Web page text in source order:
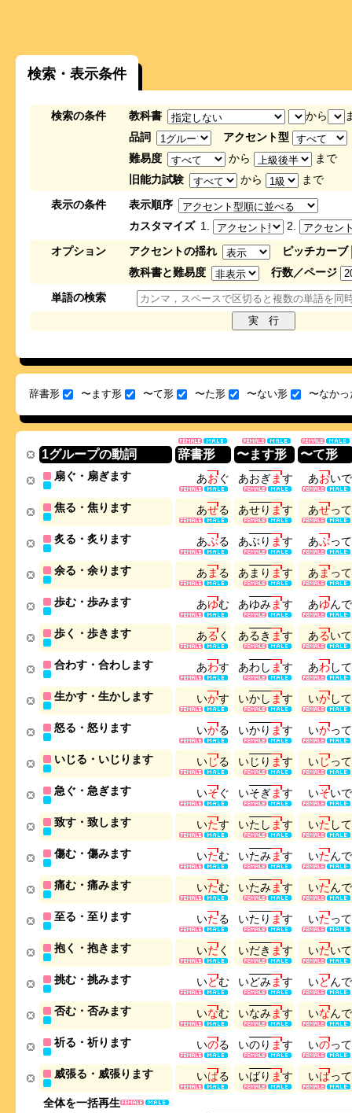
検索・表示条件
検索の条件 教科書 から
品詞
アクセント型
難易度
から
まで
旧能力試験
から
まで
表示の条件
表示順序
カスタマイズ 1.
2.
オプション
アクセントの揺れ
ピッチカーブ
教科書と難易度
行数／ページ
単語の検索
辞書形 〜ます形 〜て形 〜た形 〜ない形 〜なかっ
1グループの動詞 辞書形 〜ます形 〜て形
全体を一括再生
扇ぐ・扇ぎます あおぐ あおぎます あおいで
焦る・焦ります あせる あせり ます あせって
炙る・炙ります あぶる あぶ り ます あぶって
余る・余ります あ まる あ ま り ます あ まって
歩む・歩みます あゆむ あゆみます あゆんで
歩く・歩きます あるく あるき ます あるいて
合わす・合わします あわす あわ し ます あわして
生かす・生かします いかす いかし ます いかして
怒る・怒ります いかる いかり ます いかって
いじる・いじります いじる いじ り ます いじって
急ぐ・急ぎます いそぐ いそぎます いそいで
致す・致します いたす いた し ます いたして
傷む・傷みます いたむ いたみます いたんで
痛む・痛みます いたむ いたみます いたんで
至る・至ります いたる いた り ます いたって
抱く・抱きます いだく いだき ます いだいて
挑む・挑みます いどむ いどみます いどんで
否む・否みます いなむ いなみます いなんで
祈る・祈ります いのる いのり ます いのって
威張る・威張ります いばる いばり ます いばって